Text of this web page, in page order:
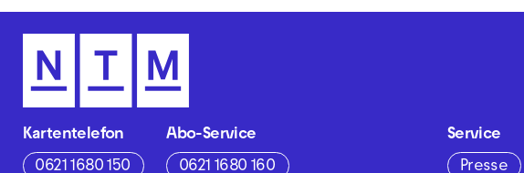
Kartentelefon
0621 1680 150
Abo-Service
0621 1680 160
Service
Presse